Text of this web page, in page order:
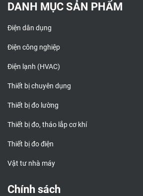
DANH MỤC SẢN PHẨM
Điện dân dụng
Điện công nghiệp
Điện lạnh (HVAC)
Thiết bị chuyên dụng
Thiết bị đo lường
Thiết bị đo, tháo lắp cơ khí
Thiết bị đo điện
Vật tư nhà máy
Chính sách